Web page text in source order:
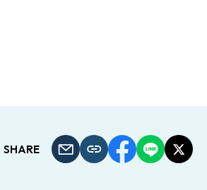
SHARE